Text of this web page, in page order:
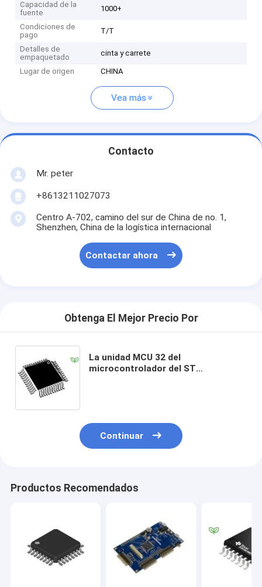
Capacidad de la
fuente
1000+
Condiciones de
pago
T/T
Detalles de
empaquetado
cinta y carrete
Lugar de origen CHINA
Vea más
Contacto
Mr. peter
+8613211027073
Centro A-702, camino del sur de China de no. 1,
Shenzhen, China de la logística internacional
Contactar ahora
Obtenga El Mejor Precio Por
La unidad MCU 32 del
microcontrolador del ST
Continuar
Productos Recomendados